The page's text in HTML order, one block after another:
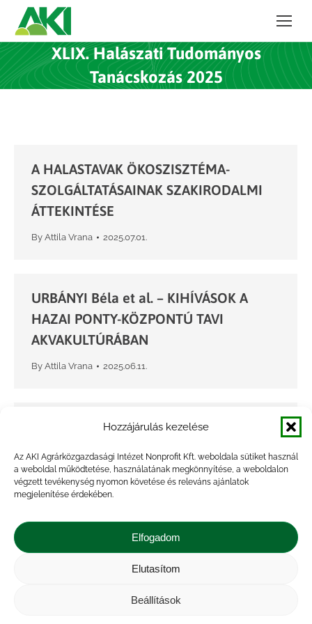
Hozzájárulás kezelése
Az AKI Agrárközgazdasági Intézet Nonprofit Kft. weboldala sütiket használ
a weboldal működtetése, használatának megkönnyítése, a weboldalon
végzett tevékenység nyomon követése és releváns ajánlatok
megjelenítése érdekében.
Elfogadom
Elutasítom
Beállítások
XLIX. Halászati Tudományos
Tanácskozás 2025
A HALASTAVAK ÖKOSZISZTÉMA-
SZOLGÁLTATÁSAINAK SZAKIRODALMI
ÁTTEKINTÉSE
By Attila Vrana 2025.07.01.
URBÁNYI Béla et al. – KIHÍVÁSOK A
HAZAI PONTY-KÖZPONTÚ TAVI
AKVAKULTÚRÁBAN
By Attila Vrana 2025.06.11.
Bokor Zoltán, et al. – Lézershow a
elleni védekezési mód lehetőségének
vizsgálata – Esettanulmány
XLIX. Halászati Tudományos
Tanácskozás – program